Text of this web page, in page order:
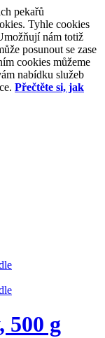
pekařů
Tyhle cookies
nám totiž
posunout se zase
cookies můžeme
nabídku služeb
Přečtěte si, jak
500 g